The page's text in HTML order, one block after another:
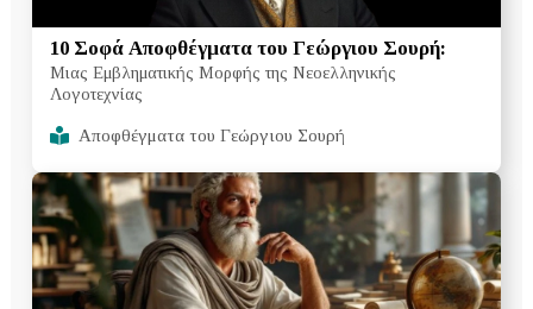
10 Σοφά Αποφθέγματα του Γεώργιου Σουρή:
Μιας Εμβληματικής Μορφής της Νεοελληνικής
Λογοτεχνίας
Αποφθέγματα του Γεώργιου Σουρή